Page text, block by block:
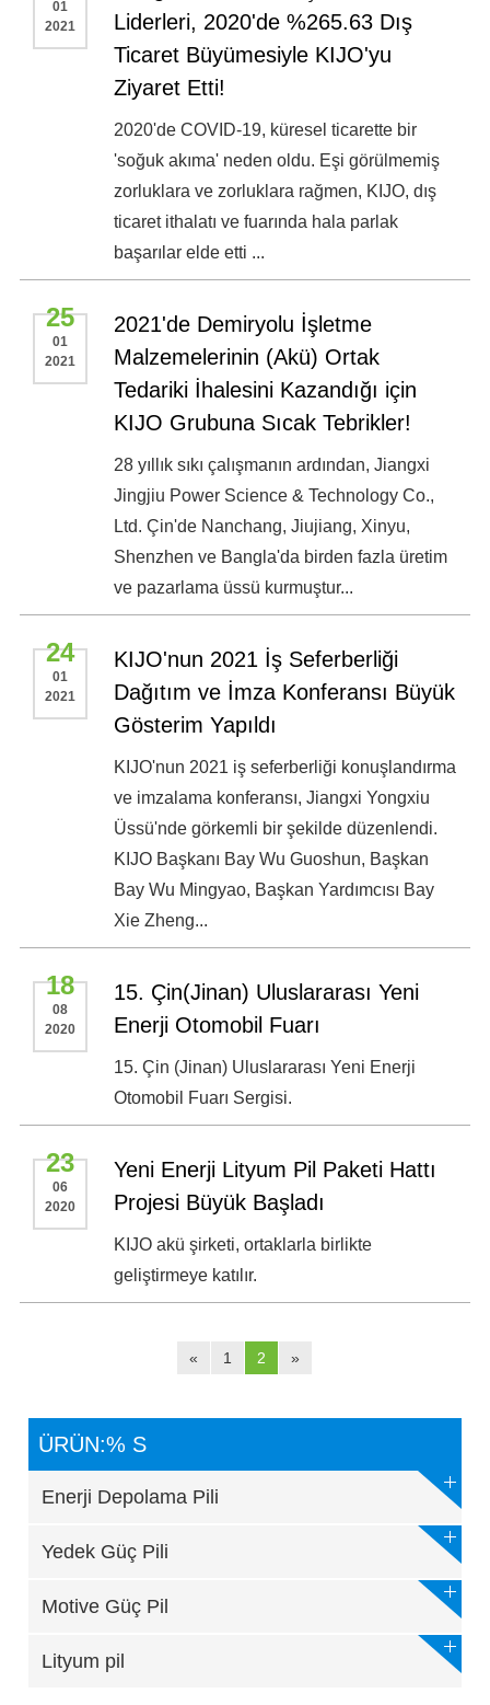
01
2021
Liderleri, 2020'de %265.63 Dış
Ticaret Büyümesiyle KIJO'yu
Ziyaret Etti!
2020'de COVID-19, küresel ticarette bir
'soğuk akıma' neden oldu. Eşi görülmemiş
zorluklara ve zorluklara rağmen, KIJO, dış
ticaret ithalatı ve fuarında hala parlak
başarılar elde etti ...
25
01
2021
2021'de Demiryolu İşletme
Malzemelerinin (Akü) Ortak
Tedariki İhalesini Kazandığı için
KIJO Grubuna Sıcak Tebrikler!
28 yıllık sıkı çalışmanın ardından, Jiangxi
Jingjiu Power Science & Technology Co.,
Ltd. Çin'de Nanchang, Jiujiang, Xinyu,
Shenzhen ve Bangla'da birden fazla üretim
ve pazarlama üssü kurmuştur...
24
01
2021
KIJO'nun 2021 İş Seferberliği
Dağıtım ve İmza Konferansı Büyük
Gösterim Yapıldı
KIJO'nun 2021 iş seferberliği konuşlandırma
ve imzalama konferansı, Jiangxi Yongxiu
Üssü'nde görkemli bir şekilde düzenlendi.
KIJO Başkanı Bay Wu Guoshun, Başkan
Bay Wu Mingyao, Başkan Yardımcısı Bay
Xie Zheng...
18
08
2020
15. Çin(Jinan) Uluslararası Yeni
Enerji Otomobil Fuarı
15. Çin (Jinan) Uluslararası Yeni Enerji
Otomobil Fuarı Sergisi.
23
06
2020
Yeni Enerji Lityum Pil Paketi Hattı
Projesi Büyük Başladı
KIJO akü şirketi, ortaklarla birlikte
geliştirmeye katılır.
« 1 2 »
ÜRÜN:% S
Enerji Depolama Pili
Yedek Güç Pili
Motive Güç Pil
Lityum pil